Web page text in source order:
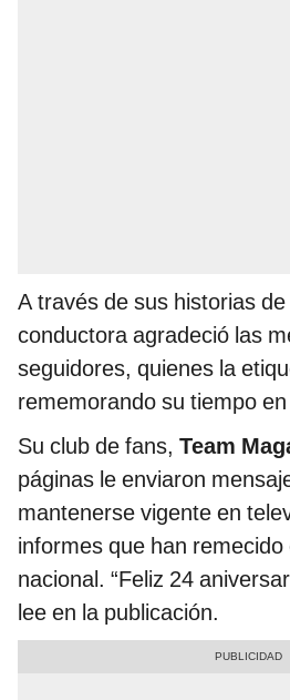
A través de sus historias
conductora agradeció las
seguidores, quienes la
rememorando su tiempo
Su club de fans, Team
páginas le enviaron
mantenerse vigente en
informes que han
nacional. “Feliz 24
lee en la publicación.